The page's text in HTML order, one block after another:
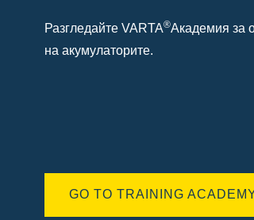
Разгледайте VARTA®Академия за
на акумулаторите.
GO TO TRAINING